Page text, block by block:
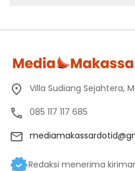
Villa Sudiang Sejahtera,
085 117 117 685
Redaksi menerima